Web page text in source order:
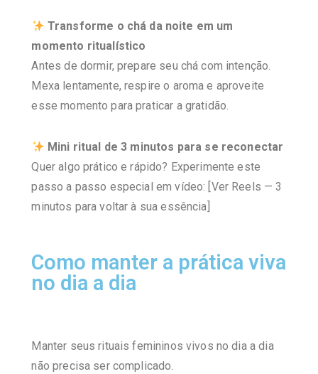
Transforme o chá da noite em um
momento ritualístico
Antes de dormir, prepare seu chá com intenção.
Mexa lentamente, respire o aroma e aproveite
esse momento para praticar a gratidão.
Mini ritual de 3 minutos para se reconectar
Quer algo prático e rápido? Experimente este
passo a passo especial em vídeo: [Ver Reels — 3
minutos para voltar à sua essência]
Como manter a prática viva
no dia a dia
Manter seus rituais femininos vivos no dia a dia
não precisa ser complicado.